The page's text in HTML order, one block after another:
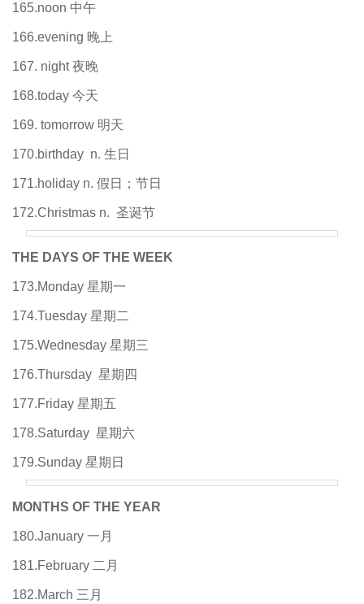
165.noon 中午
166.evening 晚上
167. night 夜晚
168.today 今天
169. tomorrow 明天
170.birthday n. 生日
171.holiday n. 假日；节日
172.Christmas n. 圣诞节
THE DAYS OF THE WEEK
173.Monday 星期一
174.Tuesday 星期二
175.Wednesday 星期三
176.Thursday 星期四
177.Friday 星期五
178.Saturday 星期六
179.Sunday 星期日
MONTHS OF THE YEAR
180.January 一月
181.February 二月
182.March 三月